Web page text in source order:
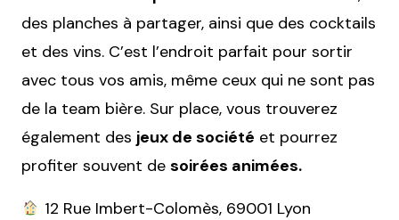
des planches à partager, ainsi que des cocktails
et des vins. C’est l’endroit parfait pour sortir
avec tous vos amis, même ceux qui ne sont pas
de la team bière. Sur place, vous trouverez
également des jeux de société et pourrez
profiter souvent de soirées animées.
12 Rue Imbert-Colomès, 69001 Lyon